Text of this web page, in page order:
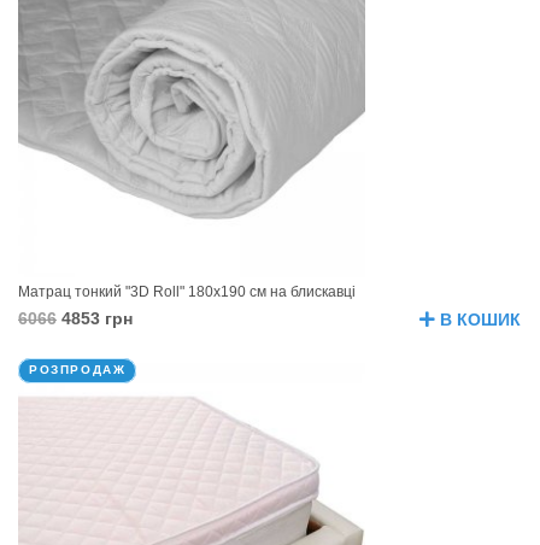
Матрац тонкий "3D Roll" 180х190 см на блискавці
6066 4853 грн В КОШИК
РОЗПРОДАЖ